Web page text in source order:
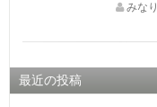
みなり
最近の投稿